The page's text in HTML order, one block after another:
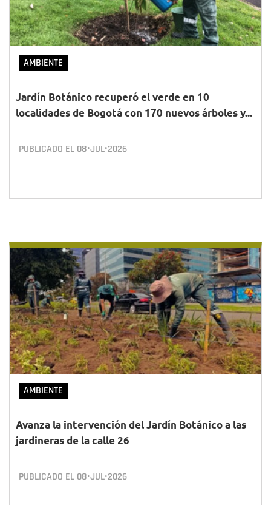
AMBIENTE
Jardín Botánico recuperó el verde en 10
localidades de Bogotá con 170 nuevos árboles y...
PUBLICADO EL 08•JUL•2026
AMBIENTE
Avanza la intervención del Jardín Botánico a las
jardineras de la calle 26
PUBLICADO EL 08•JUL•2026